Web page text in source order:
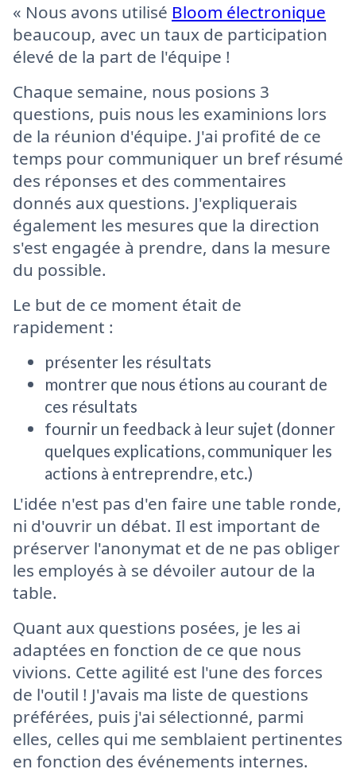
« Nous avons utilisé Bloom électronique
beaucoup, avec un taux de participation
élevé de la part de l'équipe !
Chaque semaine, nous posions 3
questions, puis nous les examinions lors
de la réunion d'équipe. J'ai profité de ce
temps pour communiquer un bref résumé
des réponses et des commentaires
donnés aux questions. J'expliquerais
également les mesures que la direction
s'est engagée à prendre, dans la mesure
du possible.
Le but de ce moment était de
rapidement :
présenter les résultats
montrer que nous étions au courant de
ces résultats
fournir un feedback à leur sujet (donner
quelques explications, communiquer les
actions à entreprendre, etc.)
L'idée n'est pas d'en faire une table ronde,
ni d'ouvrir un débat. Il est important de
préserver l'anonymat et de ne pas obliger
les employés à se dévoiler autour de la
table.
Quant aux questions posées, je les ai
adaptées en fonction de ce que nous
vivions. Cette agilité est l'une des forces
de l'outil ! J'avais ma liste de questions
préférées, puis j'ai sélectionné, parmi
elles, celles qui me semblaient pertinentes
en fonction des événements internes.